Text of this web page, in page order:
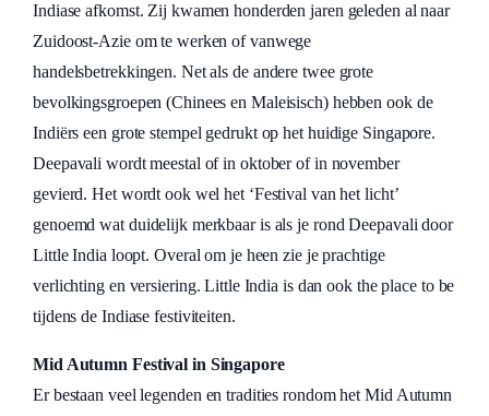
Indiase afkomst. Zij kwamen honderden jaren geleden al naar
Zuidoost-Azie om te werken of vanwege
handelsbetrekkingen. Net als de andere twee grote
bevolkingsgroepen (Chinees en Maleisisch) hebben ook de
Indiërs een grote stempel gedrukt op het huidige Singapore.
Deepavali wordt meestal of in oktober of in november
gevierd. Het wordt ook wel het ‘Festival van het licht’
genoemd wat duidelijk merkbaar is als je rond Deepavali door
Little India loopt. Overal om je heen zie je prachtige
verlichting en versiering. Little India is dan ook the place to be
tijdens de Indiase festiviteiten.
Mid Autumn Festival in Singapore
Er bestaan veel legenden en tradities rondom het Mid Autumn